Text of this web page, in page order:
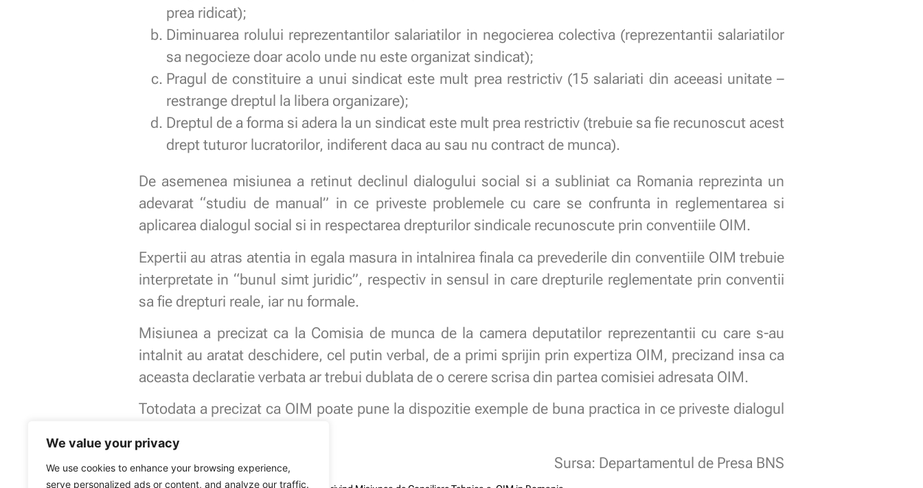
We value your privacy
We use cookies to enhance your browsing experience,
serve personalized ads or content, and analyze our traffic.
prea ridicat);
Diminuarea rolului reprezentantilor salariatilor in negocierea colectiva (reprezentantii salariatilor
sa negocieze doar acolo unde nu este organizat sindicat);
Pragul de constituire a unui sindicat este mult prea restrictiv (15 salariati din aceeasi unitate –
restrange dreptul la libera organizare);
Dreptul de a forma si adera la un sindicat este mult prea restrictiv (trebuie sa fie recunoscut acest
drept tuturor lucratorilor, indiferent daca au sau nu contract de munca).
De asemenea misiunea a retinut declinul dialogului social si a subliniat ca Romania reprezinta un
adevarat “studiu de manual” in ce priveste problemele cu care se confrunta in reglementarea si
aplicarea dialogul social si in respectarea drepturilor sindicale recunoscute prin conventiile OIM.
Expertii au atras atentia in egala masura in intalnirea finala ca prevederile din conventiile OIM trebuie
interpretate in “bunul simt juridic”, respectiv in sensul in care drepturile reglementate prin conventii
sa fie drepturi reale, iar nu formale.
Misiunea a precizat ca la Comisia de munca de la camera deputatilor reprezentantii cu care s-au
intalnit au aratat deschidere, cel putin verbal, de a primi sprijin prin expertiza OIM, precizand insa ca
aceasta declaratie verbata ar trebui dublata de o cerere scrisa din partea comisiei adresata OIM.
Totodata a precizat ca OIM poate pune la dispozitie exemple de buna practica in ce priveste dialogul
Sursa: Departamentul de Presa BNS